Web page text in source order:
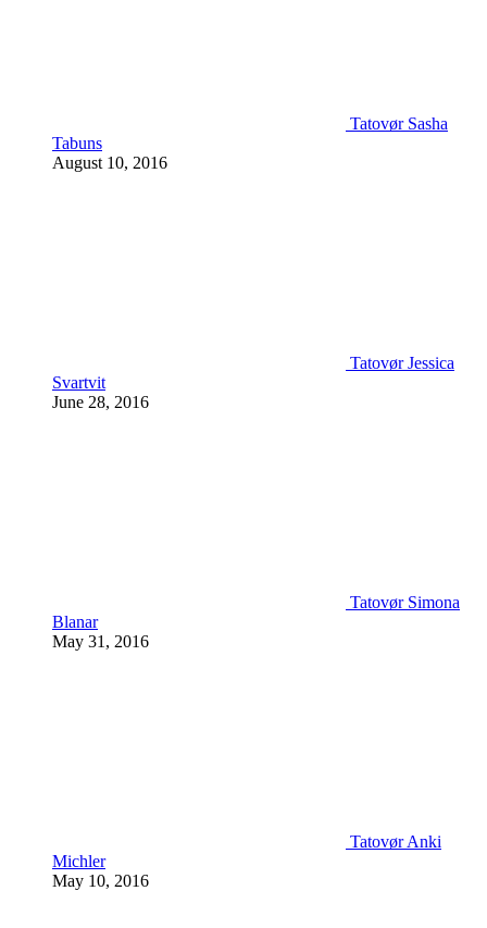
Tatovør Sasha
Tabuns
August 10, 2016
Tatovør Jessica
Svartvit
June 28, 2016
Tatovør Simona
Blanar
May 31, 2016
Tatovør Anki
Michler
May 10, 2016